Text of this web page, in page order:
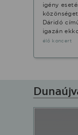
igény
Dáridó
igazán
élő koncert